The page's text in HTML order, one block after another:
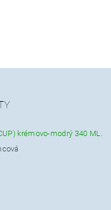
krémovo-modrý 340 ML.